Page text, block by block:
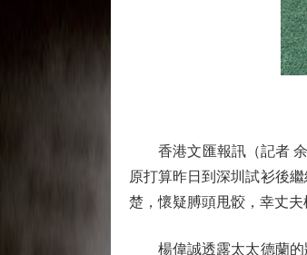
香港文匯報訊（記者 余
原打算昨日到深圳試衫後
楚，懷疑膊頭甩骹，幸丈
楊偉誠透露太太德蘭的狀